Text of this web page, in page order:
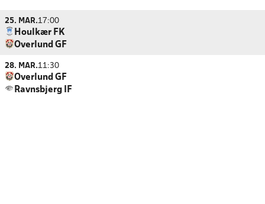
25. MAR.17:00
Houlkær FK
Overlund GF
28. MAR.11:30
Overlund GF
Ravnsbjerg IF